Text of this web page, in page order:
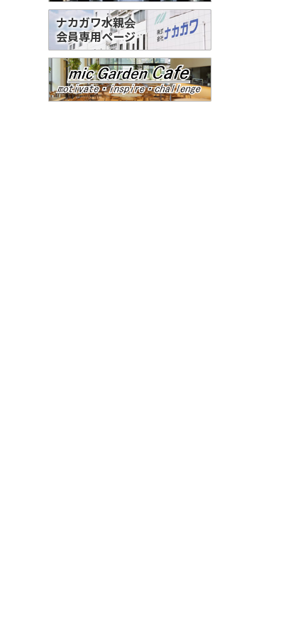
ナカガワ水親会
会員専用ページ